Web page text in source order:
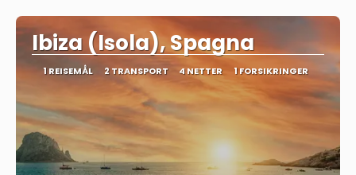
Ibiza (Isola), Spagna
1 REISEMÅL 2 TRANSPORT 4 NETTER 1 FORSIKRINGER